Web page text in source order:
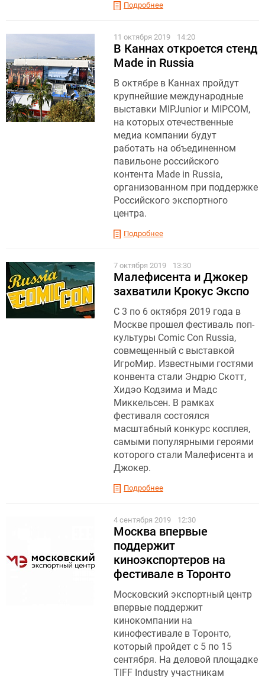
Подробнее
11 октября 2019 14:20
В Каннах откроется стенд
Made in Russia
В октябре в Каннах пройдут
крупнейшие международные
выставки MIPJunior и MIPCOM,
на которых отечественные
медиа компании будут
работать на объединенном
павильоне российского
контента Made in Russia,
организованном при поддержке
Российского экспортного
центра.
Подробнее
7 октября 2019 13:30
Малефисента и Джокер
захватили Крокус Экспо
С 3 по 6 октября 2019 года в
Москве прошел фестиваль поп-
культуры Comic Con Russia,
совмещенный с выставкой
ИгроМир. Известными гостями
конвента стали Эндрю Скотт,
Хидэо Кодзима и Мадс
Миккельсен. В рамках
фестиваля состоялся
масштабный конкурс косплея,
самыми популярными героями
которого стали Малефисента и
Джокер.
Подробнее
4 сентября 2019 12:30
Москва впервые
поддержит
киноэкспортеров на
фестивале в Торонто
Московский экспортный центр
впервые поддержит
кинокомпании на
кинофестивале в Торонто,
который пройдет с 5 по 15
сентября. На деловой площадке
TIFF Industry участникам